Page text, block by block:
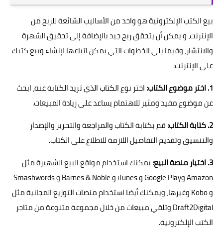
بيع الكتب الإلكترونية هو واحد من الأساليب الشائعة للربح من
الإنترنت، و يمكن أن يتحقق ربح جيد بالإضافة إلى تحقيق الشهرة
والانتشار، وفيما يلي الخطوات التي يمكن اتباعها لإنشاء وبيع كتبك
على الإنترنت:
1. اختر موضوع الكتاب:
اختر نوع الكتاب الذي تريد الكتابة عنه، ابحث
عن موضوع مفيد ومثير للاهتمام يساعد على زيادة المبيعات.
2. كتابة الكتاب:
قم بكتابة الكتاب والمراجعة والتحرير والإصدار
والتنسيق وتقديم التفاصيل اللازمة للاطلاع على الكتاب.
3. اختيار منصة البيع:
يمكنك استخدام مواقع البيع الشهيرة مثل
Amazon وGoogle Play و iTunes و Barnes & Noble و Smashwords
و Kobo وغيرها، ويمكنك أيضا استخدام منصات التوزيع المجانية مثل
Draft2Digital وتلقي مبيعات من خلال مجموعة متنوعة من متاجر
الكتب الإلكترونية.